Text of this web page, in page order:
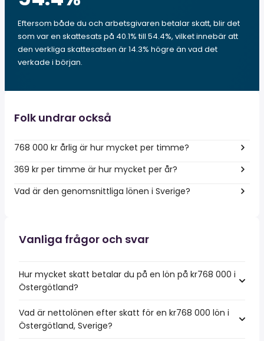
Eftersom både du och arbetsgivaren betalar skatt, blir det
som var en skattesats på 40.1% till 54.4%, vilket innebär att
den verkliga skattesatsen är 14.3% högre än vad det
verkade i början.
Folk undrar också
768 000 kr årlig är hur mycket per timme?
369 kr per timme är hur mycket per år?
Vad är den genomsnittliga lönen i Sverige?
Vanliga frågor och svar
Hur mycket skatt betalar du på en lön på kr768 000 i
Östergötland?
Vad är nettolönen efter skatt för en kr768 000 lön i
Östergötland, Sverige?